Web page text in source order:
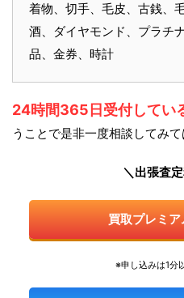
着物、切手、毛皮、古銭、
酒、ダイヤモンド、プラチ
品、金券、時計
24時間365日受付してい
うことで是非一度相談してみ
＼出張査
買取プレミ
※申し込みは1分